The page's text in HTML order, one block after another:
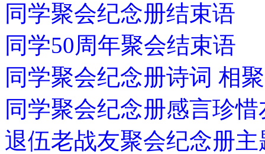
同学聚会纪念册结束语
同学50周年聚会结束语
同学聚会纪念册诗词 相聚
同学聚会纪念册感言珍
退伍老战友聚会纪念册